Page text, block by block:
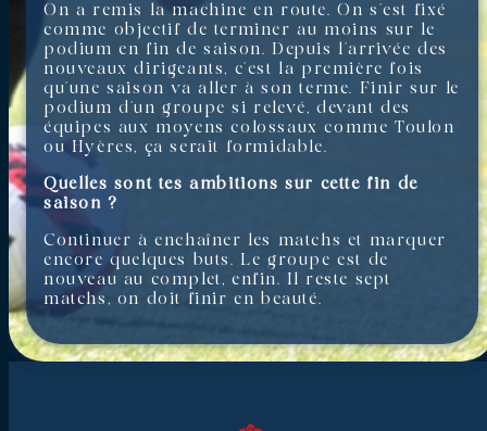
On a remis la machine en route. On s’est fixé
comme objectif de terminer au moins sur le
podium en fin de saison. Depuis l’arrivée des
nouveaux dirigeants, c’est la première fois
qu’une saison va aller à son terme. Finir sur le
podium d’un groupe si relevé, devant des
équipes aux moyens colossaux comme Toulon
ou Hyères, ça serait formidable.
Quelles sont tes ambitions sur cette fin de
saison ?
Continuer à enchaîner les matchs et marquer
encore quelques buts. Le groupe est de
nouveau au complet, enfin. Il reste sept
matchs, on doit finir en beauté.